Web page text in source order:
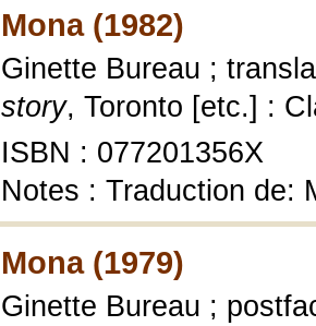
Mona (1982)
Ginette Bureau ;
story, Toronto [etc.] :
ISBN : 077201356X
Notes : Traduction de:
Mona (1979)
Ginette Bureau ;